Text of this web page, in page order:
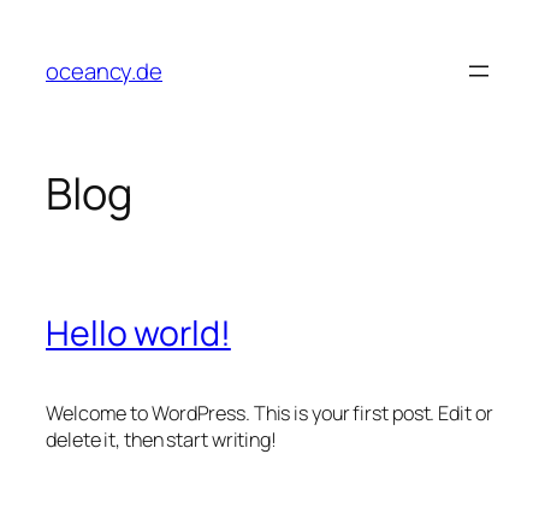
springen
oceancy.de
Blog
Hello world!
Welcome to WordPress. This is your first post. Edit or
delete it, then start writing!